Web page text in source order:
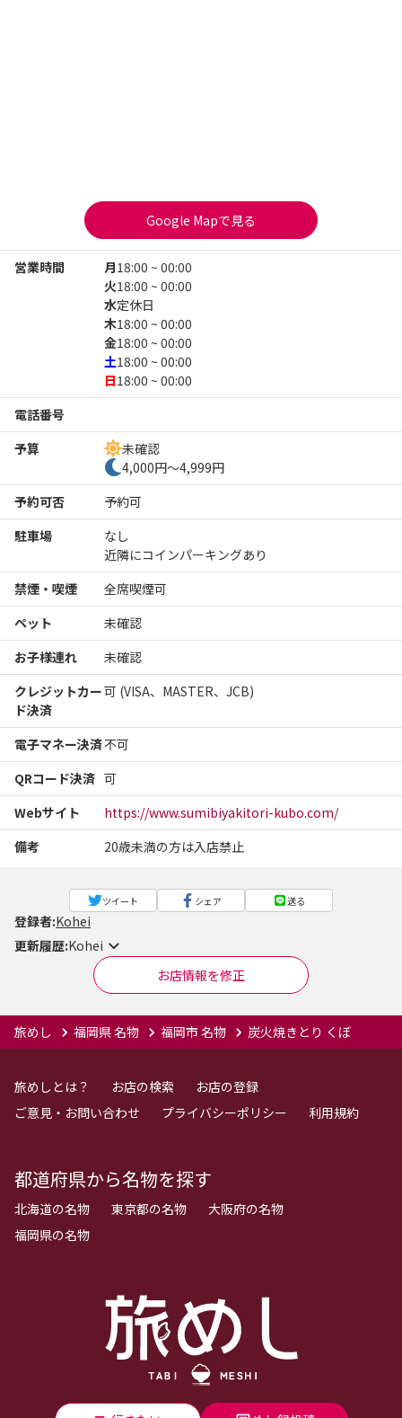
Google Mapで見る
営業時間 月18:00 ~ 00:00
火18:00 ~ 00:00
水定休日
木18:00 ~ 00:00
金18:00 ~ 00:00
土18:00 ~ 00:00
日18:00 ~ 00:00
電話番号
予算
未確認
4,000円～4,999円
予約可否
予約可
駐車場
なし
近隣にコインパーキングあり
禁煙・喫煙
全席喫煙可
ペット
未確認
お子様連れ
未確認
クレジットカー
ド決済
可 (VISA、MASTER、JCB)
電子マネー決済不可
QRコード決済 可
Webサイト
https://www.sumibiyakitori-kubo.com/
備考
20歳未満の方は入店禁止
ツイート シェア 送る
登録者:Kohei
更新履歴:Kohei
お店情報を修正
旅めし 福岡県 名物 福岡市 名物 炭火焼きとり くぼ
旅めしとは？ お店の検索
お店の登録
ご意見・お問い合わせ
プライバシーポリシー 利用規約
都道府県から名物を探す
北海道の名物 東京都の名物
大阪府の名物
福岡県の名物